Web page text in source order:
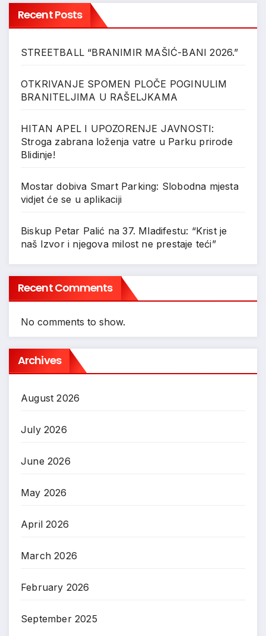
Recent Posts
STREETBALL “BRANIMIR MAŠIĆ-BANI 2026.”
OTKRIVANJE SPOMEN PLOČE POGINULIM
BRANITELJIMA U RAŠELJKAMA
HITAN APEL I UPOZORENJE JAVNOSTI:
Stroga zabrana loženja vatre u Parku prirode
Blidinje!
Mostar dobiva Smart Parking: Slobodna mjesta
vidjet će se u aplikaciji
Biskup Petar Palić na 37. Mladifestu: “Krist je
naš Izvor i njegova milost ne prestaje teći”
Recent Comments
No comments to show.
Archives
August 2026
July 2026
June 2026
May 2026
April 2026
March 2026
February 2026
September 2025